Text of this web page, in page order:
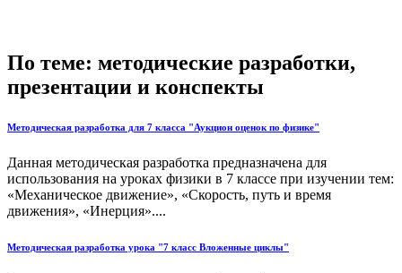
По теме: методические разработки,
презентации и конспекты
Методическая разработка для 7 класса "Аукцион оценок по физике"
Данная методическая разработка предназначена для
использования на уроках физики в 7 классе при изучении тем:
«Механическое движение», «Скорость, путь и время
движения», «Инерция»....
Методическая разработка урока "7 класс Вложенные циклы"